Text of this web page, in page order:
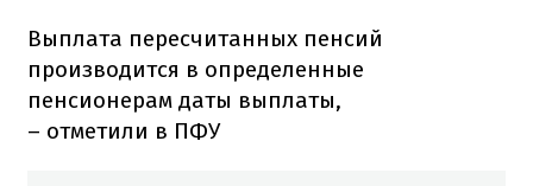
Выплата пересчитанных пенсий
производится в определенные
пенсионерам даты выплаты,
– отметили в ПФУ